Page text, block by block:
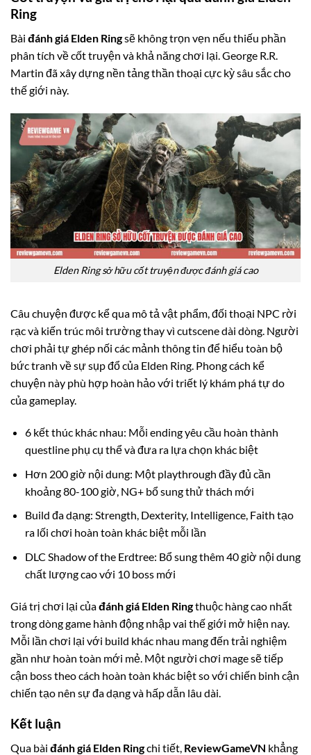
Ring
Bài đánh giá Elden Ringsẽ không trọn vẹn nếu thiếu phần
phân tích về cốt truyện và khả năng chơi lại. George R.R.
Martin đã xây dựng nền tảng thần thoại cực kỳ sâu sắc cho
thế giới này.
Elden Ring sở hữu cốt truyện được đánh giá cao
Câu chuyện được kể qua mô tả vật phẩm, đối thoại NPC rời
rạc và kiến trúc môi trường thay vì cutscene dài dòng. Người
chơi phải tự ghép nối các mảnh thông tin để hiểu toàn bộ
bức tranh về sự sụp đổ của Elden Ring. Phong cách kể
chuyện này phù hợp hoàn hảo với triết lý khám phá tự do
của gameplay.
6 kết thúc khác nhau: Mỗi ending yêu cầu hoàn thành
questline phụ cụ thể và đưa ra lựa chọn khác biệt
Hơn 200 giờ nội dung: Một playthrough đầy đủ cần
khoảng 80-100 giờ, NG+ bổ sung thử thách mới
Build đa dạng: Strength, Dexterity, Intelligence, Faith tạo
ra lối chơi hoàn toàn khác biệt mỗi lần
DLC Shadow of the Erdtree: Bổ sung thêm 40 giờ nội dung
chất lượng cao với 10 boss mới
Giá trị chơi lại củađánh giá Elden Ringthuộc hàng cao nhất
trong dòng game hành động nhập vai thế giới mở hiện nay.
Mỗi lần chơi lại với build khác nhau mang đến trải nghiệm
gần như hoàn toàn mới mẻ. Một người chơi mage sẽ tiếp
cận boss theo cách hoàn toàn khác biệt so với chiến binh cận
chiến tạo nên sự đa dạng và hấp dẫn lâu dài.
Kết luận
Qua bài đánh giá Elden Ringchi tiết, ReviewGameVN khẳng